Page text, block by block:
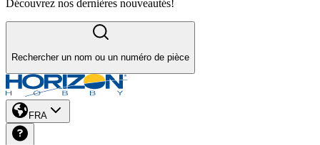
Découvrez nos dernières nouveautés!
Rechercher un nom ou un numéro de pièce
FRA